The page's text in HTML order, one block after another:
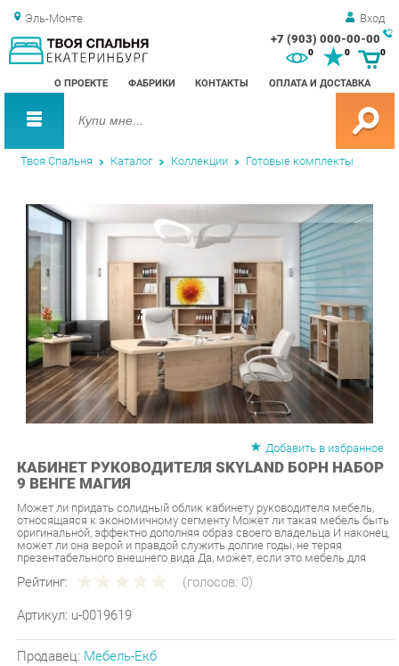
Эль-Монте Вход
+7 (903) 000-00-00
О ПРОЕКТЕ ФАБРИКИ КОНТАКТЫ ОПЛАТА И ДОСТАВКА
0 0
Твоя Спальня Каталог Коллекции Готовые комплекты
КАБИНЕТ РУКОВОДИТЕЛЯ SKYLAND БОРН НАБОР
9 ВЕНГЕ МАГИЯ
Может ли придать солидный облик кабинету руководителя мебель,
оригинальной, эффектно дополняя образ своего владельца И наконец,
может ли она верой и правдой служить долгие годы, не теряя
презентабельного внешнего вида Да, может, если это мебель для
Рейтинг: (голосов:0)
Артикул: u-0019619
Производитель:Skyland